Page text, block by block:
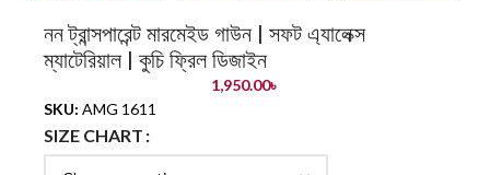
নন ট্রান্সপারেন্ট মারমেইড গাউন | সফট এ্যালেক্স
ম্যাটেরিয়াল | কুচি ফ্রিল ডিজাইন
1,950.00৳
SKU: AMG 1611
SIZE CHART